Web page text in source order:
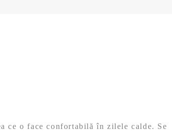
ce o face confortabilă în zilele calde. Se